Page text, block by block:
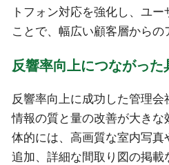
トフォン対応を強化し、ユ
ことで、幅広い顧客層からの
反響率向上につながっ
反響率向上に成功した管理
情報の質と量の改善が大き
体的には、高画質な室内写真
追加、詳細な間取り図の掲